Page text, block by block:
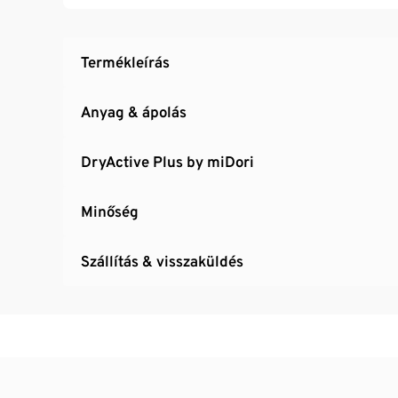
Termékleírás
Anyag & ápolás
DryActive Plus by miDori
Minőség
Szállítás & visszaküldés